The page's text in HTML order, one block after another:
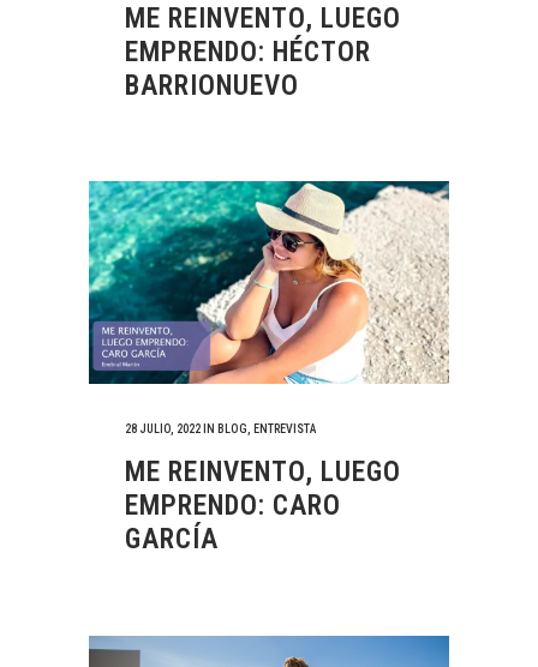
ME REINVENTO, LUEGO
EMPRENDO: HÉCTOR
BARRIONUEVO
28 JULIO, 2022 IN BLOG ENTREVISTA
ME REINVENTO, LUEGO
EMPRENDO: CARO
GARCÍA